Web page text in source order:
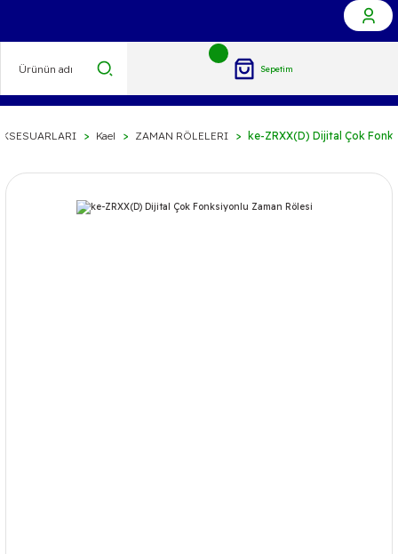
Sepetim
Kael ZAMAN RÖLELERI ke-ZRXX(D) Dijital Çok